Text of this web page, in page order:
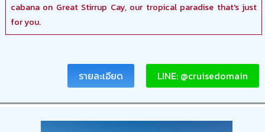
cabana on Great Stirrup Cay, our tropical paradise that's just
for you.
รายละเอียด LINE: @cruisedomain